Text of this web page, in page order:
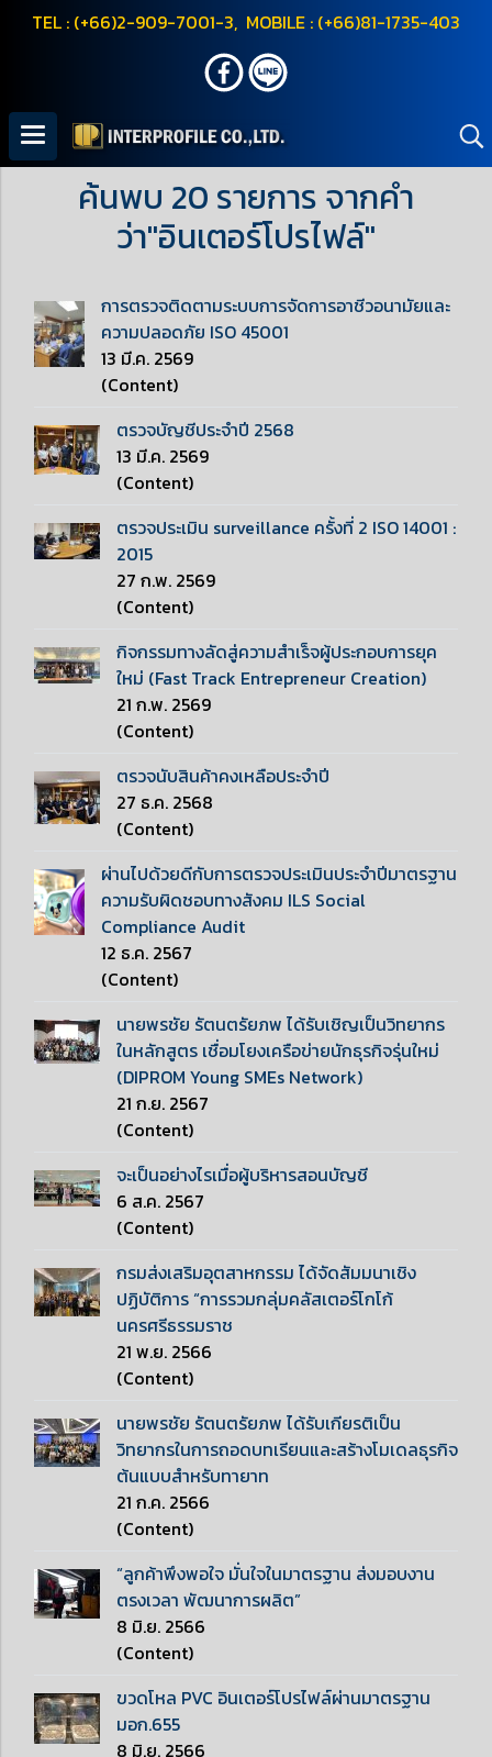
TEL : (+66)2-909-7001-3, MOBILE : (+66)81-1735-403
ค้นพบ 20 รายการ จากคำ
ว่า"อินเตอร์โปรไฟล์"
การตรวจติดตามระบบการจัดการอาชีวอนามัยและ
ความปลอดภัย ISO 45001
13 มี.ค. 2569
(Content)
ตรวจบัญชีประจำปี 2568
13 มี.ค. 2569
(Content)
ตรวจประเมิน surveillance ครั้งที่ 2 ISO 14001 :
2015
27 ก.พ. 2569
(Content)
กิจกรรมทางลัดสู่ความสำเร็จผู้ประกอบการยุค
ใหม่ (Fast Track Entrepreneur Creation)
21 ก.พ. 2569
(Content)
ตรวจนับสินค้าคงเหลือประจำปี
27 ธ.ค. 2568
(Content)
ผ่านไปด้วยดีกับการตรวจประเมินประจำปีมาตรฐาน
ความรับผิดชอบทางสังคม ILS Social
Compliance Audit
12 ธ.ค. 2567
(Content)
นายพรชัย รัตนตรัยภพ ได้รับเชิญเป็นวิทยากร
ในหลักสูตร เชื่อมโยงเครือข่ายนักธุรกิจรุ่นใหม่
(DIPROM Young SMEs Network)
21 ก.ย. 2567
(Content)
จะเป็นอย่างไรเมื่อผู้บริหารสอนบัญชี
6 ส.ค. 2567
(Content)
กรมส่งเสริมอุตสาหกรรม ได้จัดสัมมนาเชิง
ปฏิบัติการ “การรวมกลุ่มคลัสเตอร์โกโก้
นครศรีธรรมราช
21 พ.ย. 2566
(Content)
นายพรชัย รัตนตรัยภพ ได้รับเกียรติเป็น
วิทยากรในการถอดบทเรียนและสร้างโมเดลธุรกิจ
ต้นแบบสำหรับทายาท
21 ก.ค. 2566
(Content)
“ลูกค้าพึงพอใจ มั่นใจในมาตรฐาน ส่งมอบงาน
ตรงเวลา พัฒนาการผลิต”
8 มิ.ย. 2566
(Content)
ขวดโหล PVC อินเตอร์โปรไฟล์ผ่านมาตรฐาน
มอก.655
8 มิ.ย. 2566